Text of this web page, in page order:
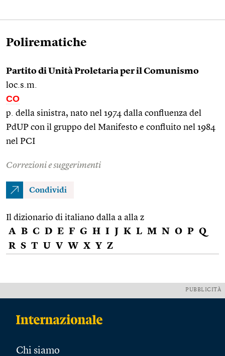
Polirematiche
Partito di Unità Proletaria per il Comunismo
loc.s.m.
CO
p. della sinistra, nato nel 1974 dalla confluenza del
PdUP con il gruppo del Manifesto e confluito nel 1984
nel PCI
Correzioni e suggerimenti
Condividi
Il dizionario di italiano dalla a alla z
A B C D E F G H I J K L M N O P Q
R S T U V W X Y Z
PUBBLICITÀ
Chi siamo